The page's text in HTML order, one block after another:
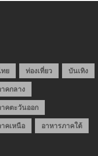
ย ท่องเที่ยว บันเทิง
คกลาง
คตะวันออก
คเหนือ อาหารภาคใต้